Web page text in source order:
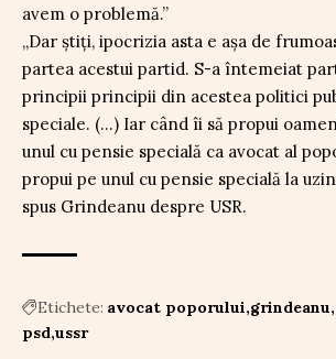
avem o problemă.”
„Dar știți, ipocrizia asta e așa de
partea acestui partid. S-a întemeiat
principii principii din acestea politici
speciale. (…) Iar când îi să propui
unul cu pensie specială ca avocat al
propui pe unul cu pensie specială la
spus Grindeanu despre USR.
Etichete: avocat poporului grindeanu
psd ussr